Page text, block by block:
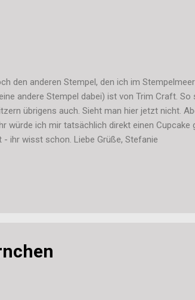
den anderen Stempel, den ich im
andere Stempel dabei) ist von Trim Craft. So
übrigens auch. Sieht man hier jetzt nicht.
würde ich mir tatsächlich direkt einen Cupcake
- ihr wisst schon. Liebe Grüße, Stefanie